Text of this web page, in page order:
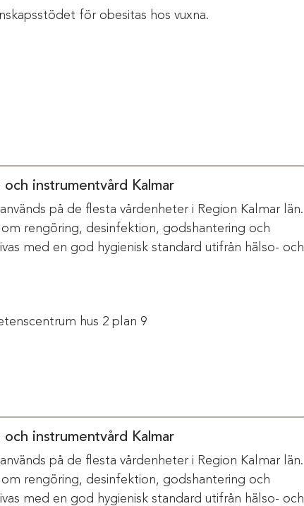
för obesitas hos vuxna.
instrumentvård Kalmar
på de flesta vårdenheter i Region Kalmar län.
rengöring, desinfektion, godshantering och
med en god hygienisk standard utifrån hälso- och
hus 2 plan 9
instrumentvård Kalmar
på de flesta vårdenheter i Region Kalmar län.
rengöring, desinfektion, godshantering och
med en god hygienisk standard utifrån hälso- och